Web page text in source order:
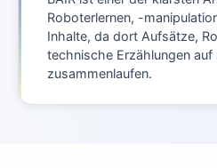
Roboterlernen, -
Inhalte, da dort Aufsätze,
technische Erzählungen auf
zusammenlaufen.